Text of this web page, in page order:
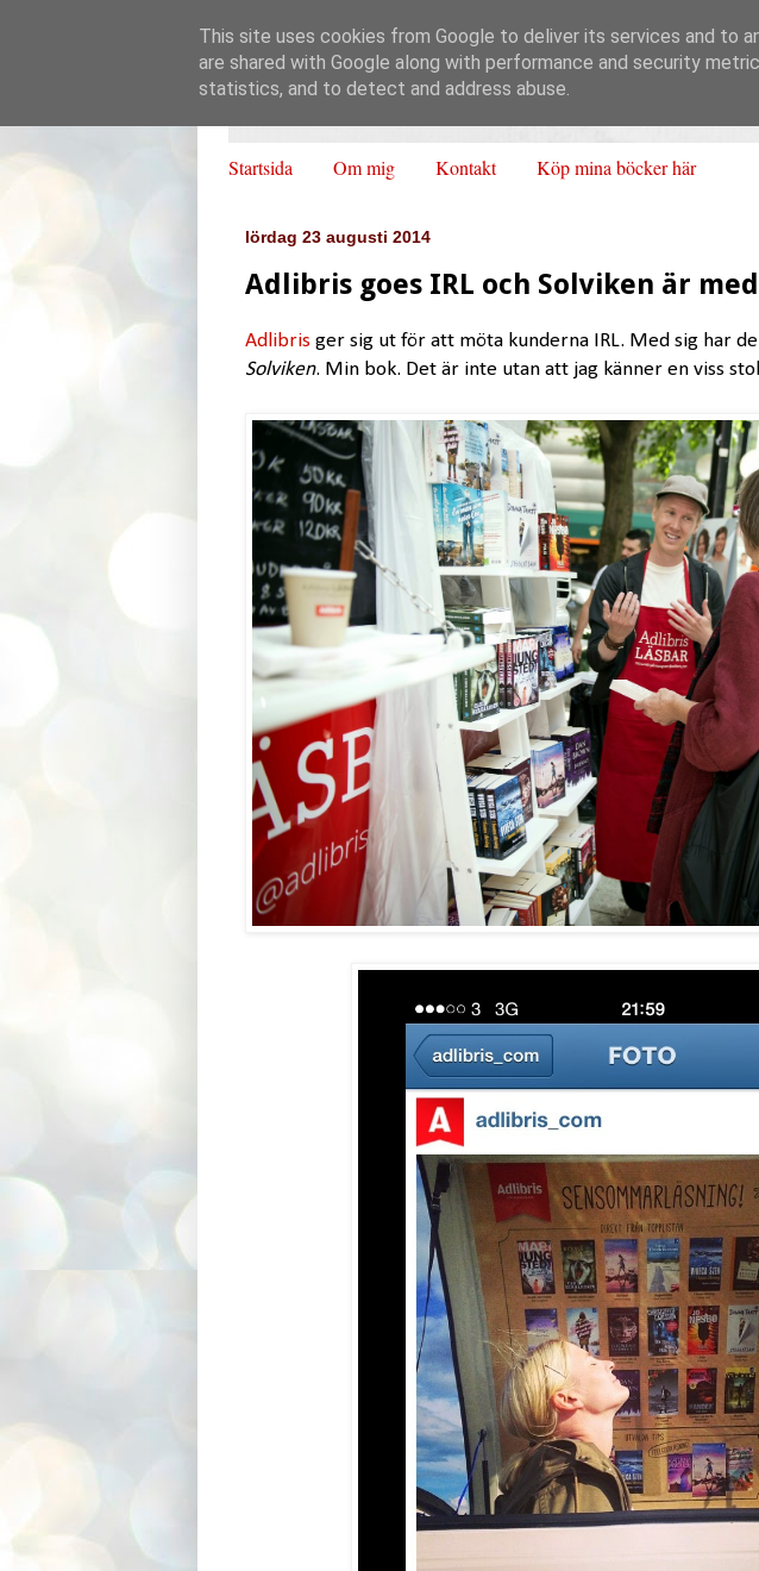
Startsida Om mig Kontakt Köp mina böcker här
lördag 23 augusti 2014
Adlibris goes IRL och Solviken är med
Adlibris ger sig ut för att möta kunderna IRL. Med sig har
Solviken. Min bok. Det är inte utan att jag känner en viss
This site uses cookies from Google to deliver its services and to
are shared with Google along with performance and security
statistics, and to detect and address abuse.